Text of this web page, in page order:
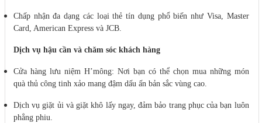
Chấp nhận đa dạng các loại thẻ tín dụng phổ biến như Visa, Master
Card, American Express và JCB.
Dịch vụ hậu cần và chăm sóc khách hàng
Cửa hàng lưu niệm H’mông: Nơi bạn có thể chọn mua những món
quà thủ công tinh xảo mang đậm dấu ấn bản sắc vùng cao.
Dịch vụ giặt ủi và giặt khô lấy ngay, đảm bảo trang phục của bạn luôn
phẳng phiu.